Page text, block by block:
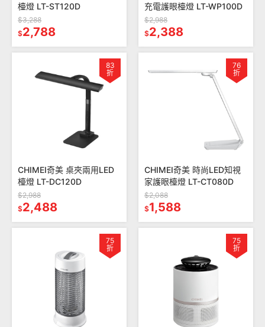
檯燈 LT-ST120D
$3,288
$2,788
充電護眼檯燈 LT-WP100D
$2,988
$2,388
83
折
CHIMEI奇美 桌夾兩用LED
檯燈 LT-DC120D
$2,988
$2,488
76
折
CHIMEI奇美 時尚LED知視
家護眼檯燈 LT-CT080D
$2,088
$1,588
75
折
75
折